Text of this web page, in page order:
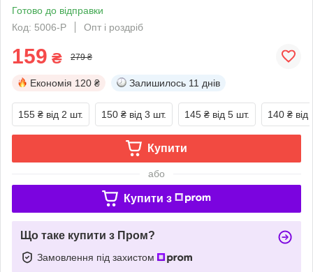
Готово до відправки
Код: 5006-P
Опт і роздріб
159 ₴ 279 ₴
Економія 120 ₴ Залишилось 11 днів
155 ₴ від 2 шт. 150 ₴ від 3 шт. 145 ₴ від 5 шт. 140 ₴ від
Купити
або
Купити з
Що таке купити з Пром?
Замовлення під захистом